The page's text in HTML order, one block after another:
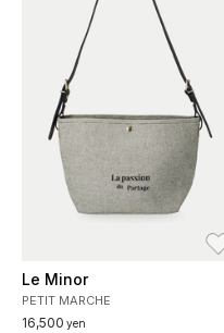
Le Minor
PETIT MARCHE
16,500 yen